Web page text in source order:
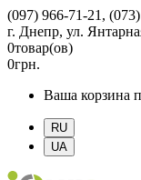
(097) 966-71-21,
г. Днепр, ул.
0товар(ов)
0грн.
Ваша корзина
RU
UA